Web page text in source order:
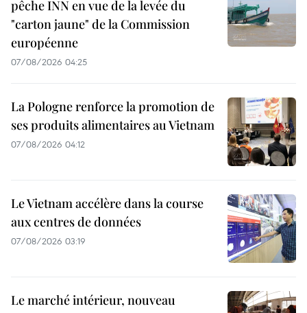
pêche INN en vue de la levée du
"carton jaune" de la Commission
européenne
07/08/2026 04:25
La Pologne renforce la promotion de
ses produits alimentaires au Vietnam
07/08/2026 04:12
Le Vietnam accélère dans la course
aux centres de données
07/08/2026 03:19
Le marché intérieur, nouveau